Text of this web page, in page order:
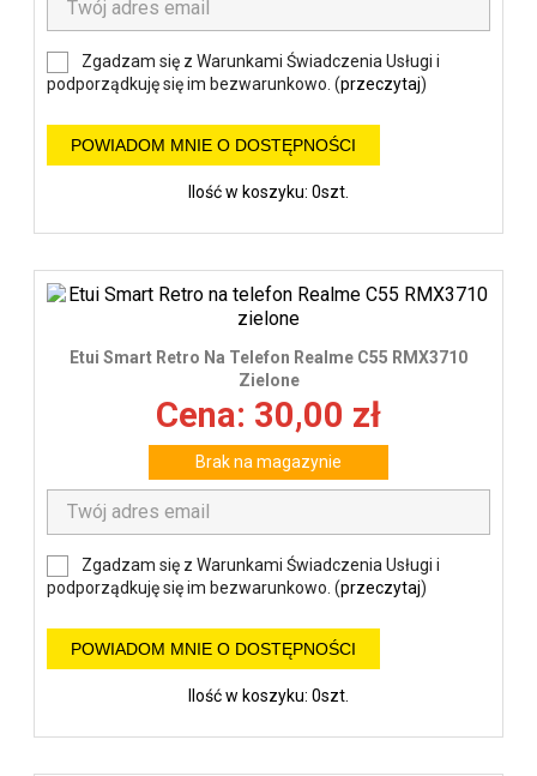
Zgadzam się z Warunkami Świadczenia Usługi i
podporządkuję się im bezwarunkowo. (przeczytaj)
POWIADOM MNIE O DOSTĘPNOŚCI
Ilość w koszyku: 0szt.
Etui Smart Retro Na Telefon Realme C55 RMX3710
Zielone
Cena: 30,00 zł
Brak na magazynie
Zgadzam się z Warunkami Świadczenia Usługi i
podporządkuję się im bezwarunkowo. (przeczytaj)
POWIADOM MNIE O DOSTĘPNOŚCI
Ilość w koszyku: 0szt.